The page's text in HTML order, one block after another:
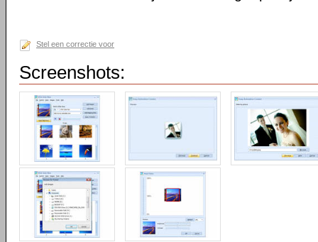
Stel een correctie voor
Screenshots: